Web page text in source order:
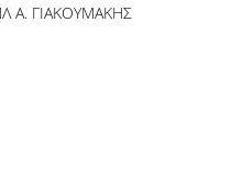
Α. ΓΙΑΚΟΥΜΑΚΗΣ